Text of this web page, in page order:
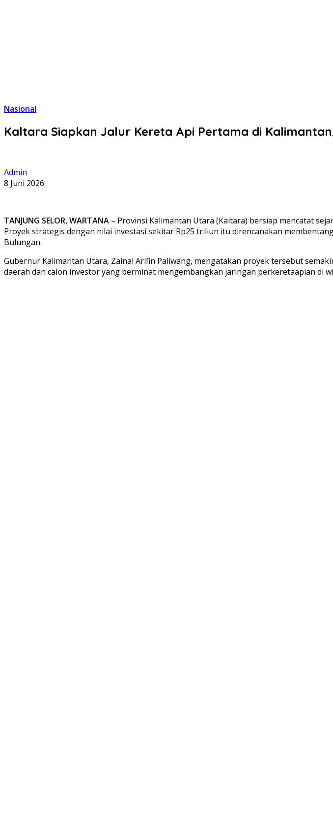
Nasional
Kaltara Siapkan Jalur Kereta Api Pertama di
Admin
8 Juni 2026
TANJUNG SELOR, WARTANA – Provinsi Kalimantan Utara (Kaltara) bersiap mencatat
Proyek strategis dengan nilai investasi sekitar Rp25 triliun itu direncanakan
Bulungan.
Gubernur Kalimantan Utara, Zainal Arifin Paliwang, mengatakan proyek tersebut
daerah dan calon investor yang berminat mengembangkan jaringan perkeretaapian di